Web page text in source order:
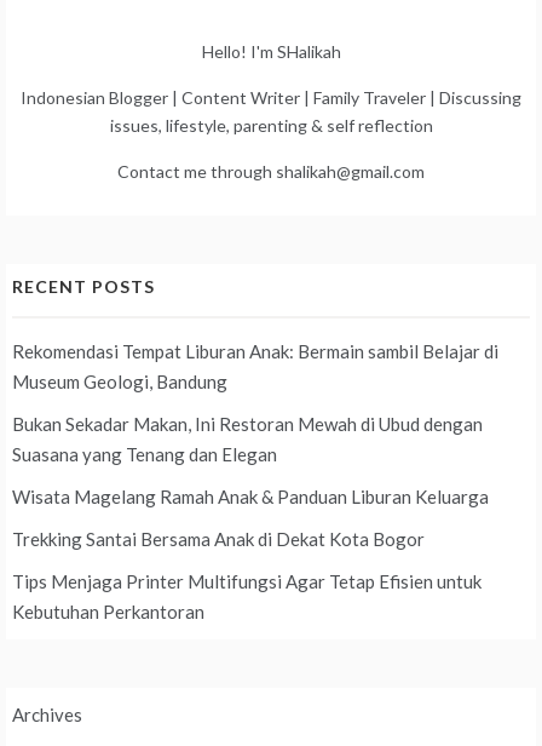
Hello! I'm SHalikah
Indonesian Blogger | Content Writer | Family Traveler | Discussing
issues, lifestyle, parenting & self reflection
Contact me through shalikah@gmail.com
RECENT POSTS
Rekomendasi Tempat Liburan Anak: Bermain sambil Belajar di
Museum Geologi, Bandung
Bukan Sekadar Makan, Ini Restoran Mewah di Ubud dengan
Suasana yang Tenang dan Elegan
Wisata Magelang Ramah Anak & Panduan Liburan Keluarga
Trekking Santai Bersama Anak di Dekat Kota Bogor
Tips Menjaga Printer Multifungsi Agar Tetap Efisien untuk
Kebutuhan Perkantoran
Archives